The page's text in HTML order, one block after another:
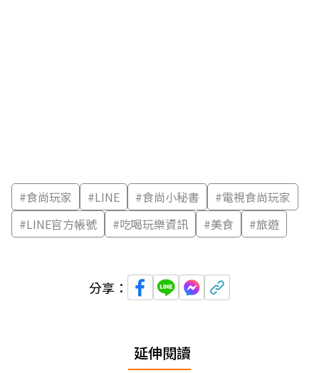
#食尚玩家 #LINE #食尚小秘書 #電視食尚玩家
#LINE官方帳號 #吃喝玩樂資訊 #美食 #旅遊
分享：
延伸閱讀